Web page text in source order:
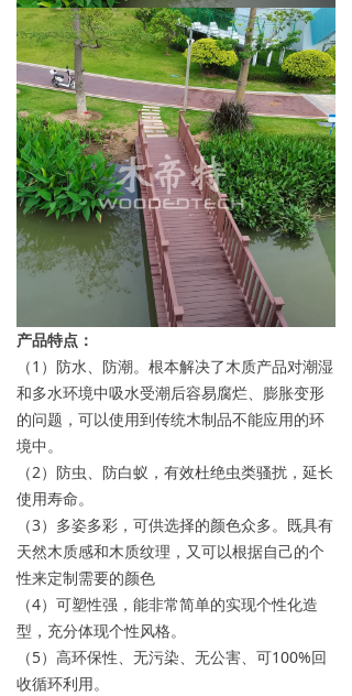
产品特点：
（1）防水、防潮。根本解决了木质产品对潮湿
和多水环境中吸水受潮后容易腐烂、膨胀变形
的问题，可以使用到传统木制品不能应用的环
境中。
（2）防虫、防白蚁，有效杜绝虫类骚扰，延长
使用寿命。
（3）多姿多彩，可供选择的颜色众多。既具有
天然木质感和木质纹理，又可以根据自己的个
性来定制需要的颜色
（4）可塑性强，能非常简单的实现个性化造
型，充分体现个性风格。
（5）高环保性、无污染、无公害、可100%回
收循环利用。